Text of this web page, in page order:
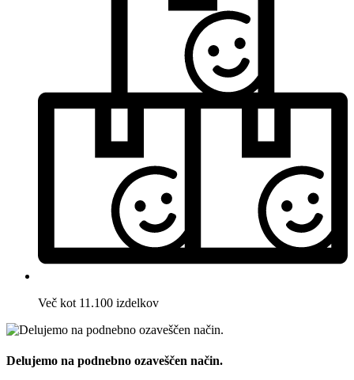
Več kot 11.100 izdelkov
Delujemo na podnebno ozaveščen način.